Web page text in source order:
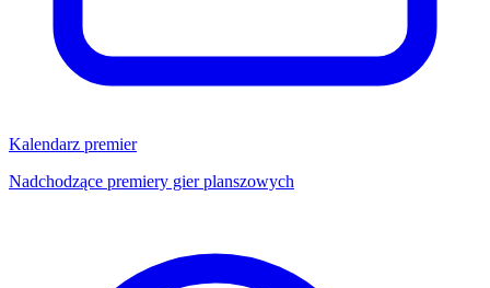
Kalendarz premier
Nadchodzące premiery gier planszowych